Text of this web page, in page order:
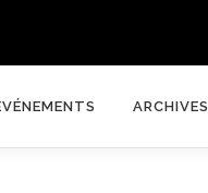
ARCHIVES